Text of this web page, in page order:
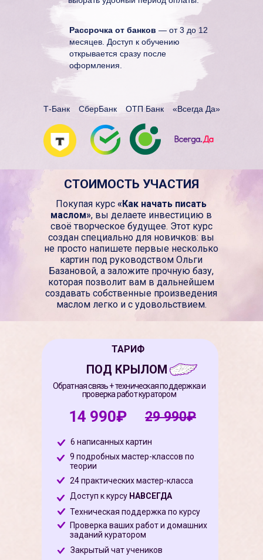
Т-Банк СберБанк ОТП Банк «Всегда Да»
Рассрочка от банков — от 3 до 12
месяцев. Доступ к обучению
открывается сразу после
оформления.
СТОИМОСТЬ УЧАСТИЯ
Покупая курс «Как начать писать
маслом», вы делаете инвестицию в
своё творческое будущее. Этот курс
создан специально для новичков: вы
не просто напишете первые несколько
картин под руководством Ольги
Базановой, а заложите прочную базу,
которая позволит вам в дальнейшем
создавать собственные произведения
маслом легко и с удовольствием.
ТАРИФ
ПОД КРЫЛОМ
Обратная связь + техническая поддержка и
проверка работ куратором
29 990₽
14 990₽
Проверка ваших работ и домашних
заданий куратором
Техническая поддержка по курсу
6 написанных картин
Закрытый чат учеников
Доступ к курсу НАВСЕГДА
9 подробных мастер-классов по
теории
24 практических мастер-класса